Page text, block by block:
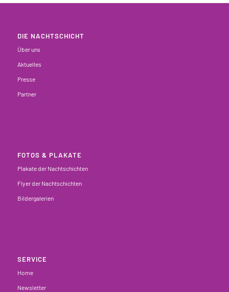
DIE NACHTSCHICHT
Über uns
Aktuelles
Presse
Partner
FOTOS & PLAKATE
Plakate der Nachtschichten
Flyer der Nachtschichten
Bildergalerien
SERVICE
Home
Newsletter